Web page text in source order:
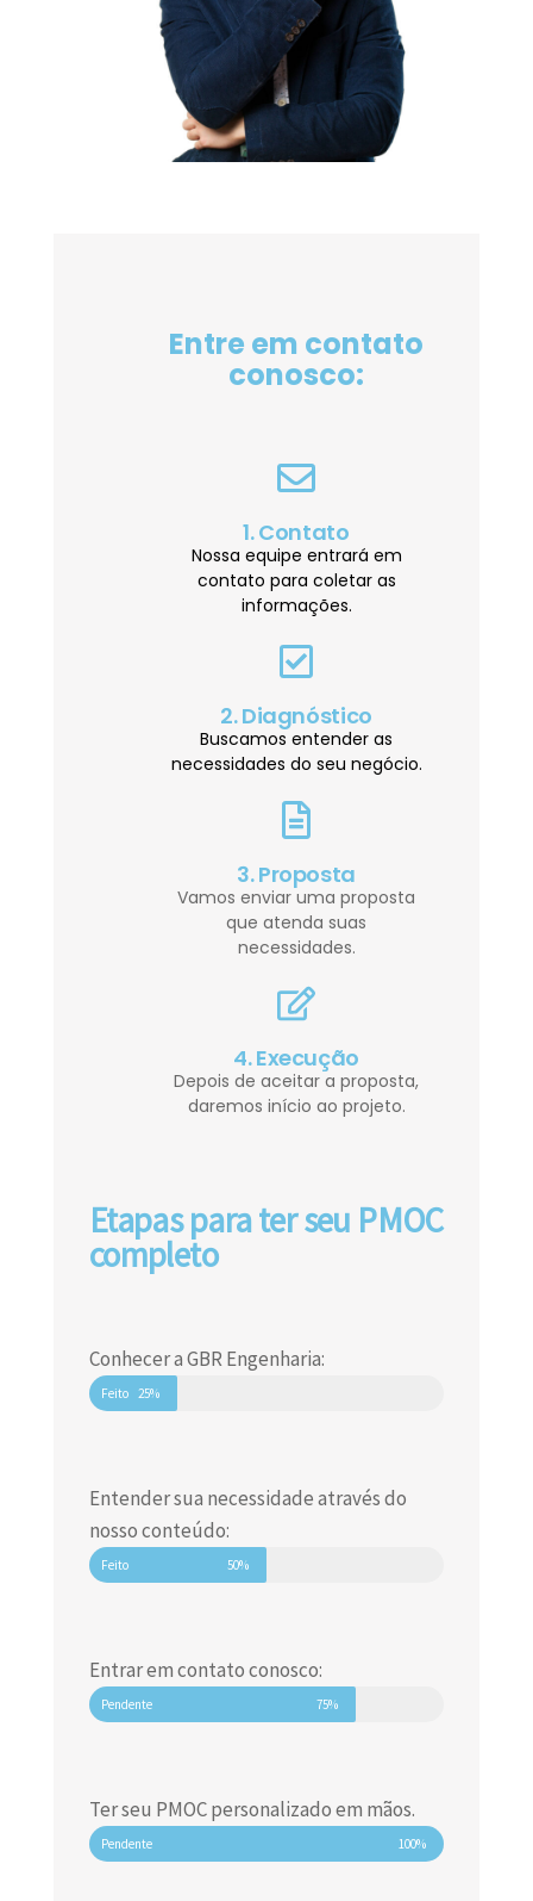
Entre em contato
conosco:
1. Contato
Nossa equipe entrará em
contato para coletar as
informações.
2. Diagnóstico
Buscamos entender as
necessidades do seu negócio.
3. Proposta
Vamos enviar uma proposta
que atenda suas
necessidades.
4. Execução
Depois de aceitar a proposta,
daremos início ao projeto.
Etapas para ter seu PMOC
completo
Conhecer a GBR Engenharia:
Feito 25%
Entender sua necessidade através do
nosso conteúdo:
Feito 50%
Entrar em contato conosco:
Pendente 75%
Ter seu PMOC personalizado em mãos.
Pendente 100%